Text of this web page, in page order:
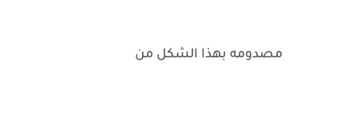
مصدومه بهذا الشكل من